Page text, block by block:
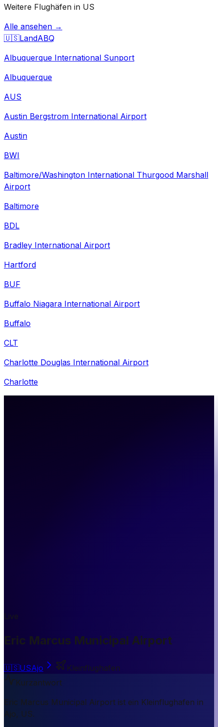
Weitere Flughäfen in US
Alle ansehen →
🇺🇸LandABQ
Albuquerque International Sunport
Albuquerque
AUS
Austin Bergstrom International Airport
Austin
BWI
Baltimore/Washington International Thurgood Marshall
Airport
Baltimore
BDL
Bradley International Airport
Hartford
BUF
Buffalo Niagara International Airport
Buffalo
CLT
Charlotte Douglas International Airport
Charlotte
Live
Eric Marcus Municipal Airport
🇺🇸USAjo
Kleinflughafen
Kurzantwort
Eric Marcus Municipal Airport ist ein Kleinflughafen in
Ajo, US.